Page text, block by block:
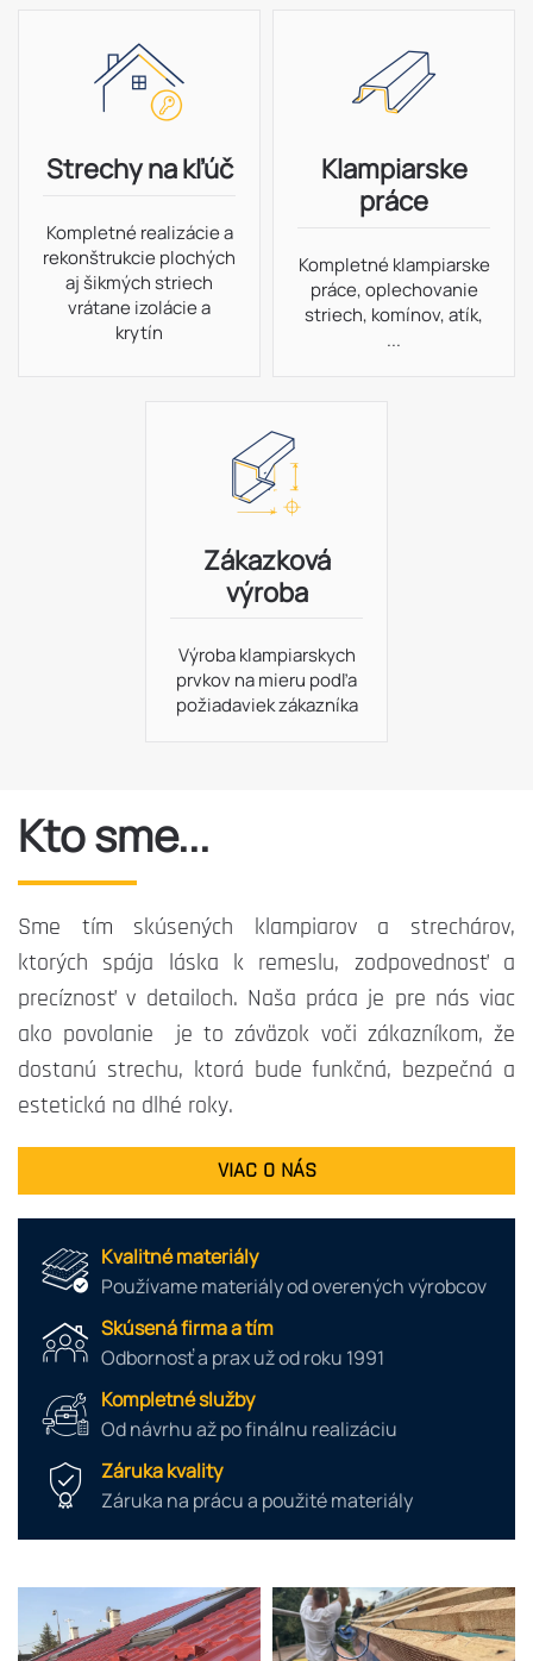
Strechy na kľúč
Kompletné realizácie a
rekonštrukcie plochých
aj šikmých striech
vrátane izolácie a
krytín
Klampiarske
práce
Kompletné klampiarske
práce, oplechovanie
striech, komínov, atík,
...
Zákazková
výroba
Výroba klampiarskych
prvkov na mieru podľa
požiadaviek zákazníka
Kto sme...
Sme tím skúsených klampiarov a strechárov,
ktorých spája láska k remeslu, zodpovednosť a
precíznosť v detailoch. Naša práca je pre nás viac
ako povolanie je to záväzok voči zákazníkom, že
dostanú strechu, ktorá bude funkčná, bezpečná a
estetická na dlhé roky.
VIAC O NÁS
Kvalitné materiály
Používame materiály od overených výrobcov
Skúsená firma a tím
Odbornosť a prax už od roku 1991
Kompletné služby
Od návrhu až po finálnu realizáciu
Záruka kvality
Záruka na prácu a použité materiály